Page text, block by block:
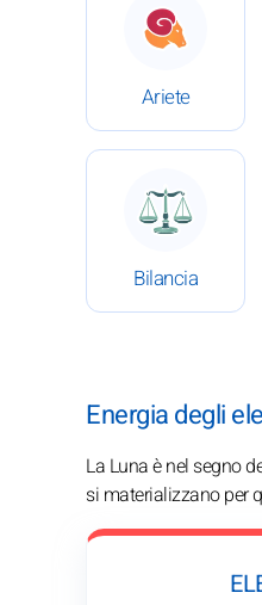
Ariete
Bilancia
: Oroscopo
Energia degli
La Luna è nel segno
si materializzano per